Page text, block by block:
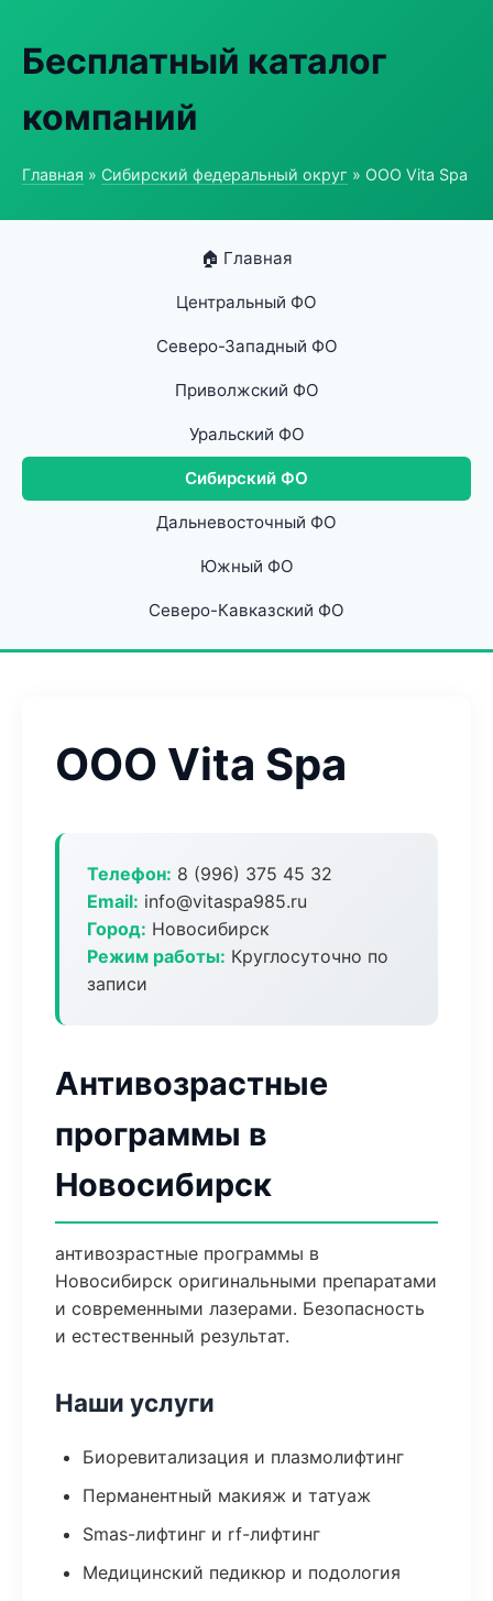
Бесплатный каталог
компаний
Главная » Сибирский федеральный округ » ООО Vita Spa
🏠 Главная
Центральный ФО
Северо-Западный ФО
Приволжский ФО
Уральский ФО
Сибирский ФО
Дальневосточный ФО
Южный ФО
Северо-Кавказский ФО
ООО Vita Spa
Телефон: 8 (996) 375 45 32
Email: info@vitaspa985.ru
Город: Новосибирск
Режим работы: Круглосуточно по
записи
Антивозрастные
программы в
Новосибирск
антивозрастные программы в
Новосибирск оригинальными препаратами
и современными лазерами. Безопасность
и естественный результат.
Наши услуги
Биоревитализация и плазмолифтинг
Перманентный макияж и татуаж
Smas-лифтинг и rf-лифтинг
Медицинский педикюр и подология